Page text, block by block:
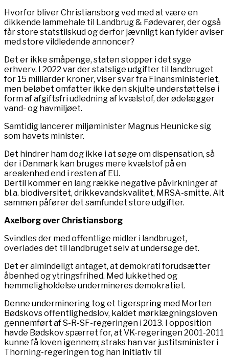
Hvorfor bliver Christiansborg ved med at være en
dikkende lammehale til Landbrug & Fødevarer, der også
får store statstilskud og derfor jævnligt kan fylder aviser
med store vildledende annoncer?
Det er ikke småpenge, staten stopper i det syge
erhverv. I 2022 var der statslige udgifter til landbruget
for 15 milliarder kroner, viser svar fra Finansministeriet,
men beløbet omfatter ikke den skjulte understøttelse i
form af afgiftsfri udledning af kvælstof, der ødelægger
vand- og havmiljøet.
Samtidig lancerer miljøminister Magnus Heunicke sig
som havets minister.
Det hindrer ham dog ikke i at søge om dispensation, så
der i Danmark kan bruges mere kvælstof på en
arealenhed end i resten af EU.
Dertil kommer en lang række negative påvirkninger af
bl.a. biodiversitet, drikkevandskvalitet, MRSA-smitte. Alt
sammen påfører det samfundet store udgifter.
Axelborg over Christiansborg
Svindles der med offentlige midler i landbruget,
overlades det til landbruget selv at undersøge det.
Det er almindeligt antaget, at demokrati forudsætter
åbenhed og ytringsfrihed. Med lukkethed og
hemmeligholdelse undermineres demokratiet.
Denne underminering tog et tigerspring med Morten
Bødskovs offentlighedslov, kaldet mørklægningsloven
gennemført af S-R-SF-regeringen i 2013. I opposition
havde Bødskov spærret for, at VK-regeringen 2001-2011
kunne få loven igennem; straks han var justitsminister i
Thorning-regeringen tog han initiativ til